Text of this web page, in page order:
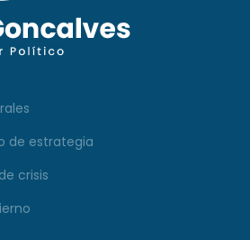
de estrategia
crisis